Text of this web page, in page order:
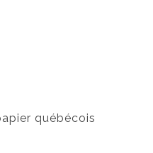
québécois